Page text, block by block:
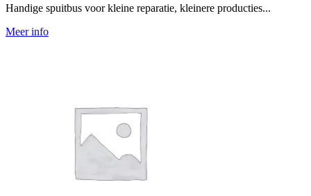
Handige spuitbus voor kleine reparatie, kleinere producties...
Meer info